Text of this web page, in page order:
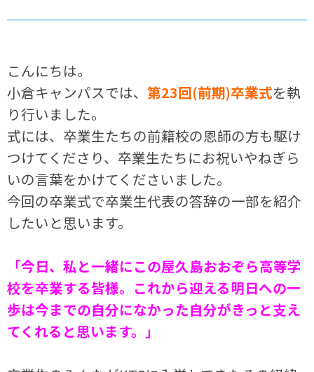
こんにちは。
小倉キャンパスでは、第23回(前期)卒業式を執
り行いました。
式には、卒業生たちの前籍校の恩師の方も駆け
つけてくださり、卒業生たちにお祝いやねぎら
いの言葉をかけてくださいました。
今回の卒業式で卒業生代表の答辞の一部を紹介
したいと思います。
「今日、私と一緒にこの屋久島おおぞら高等学
校を卒業する皆様。これから迎える明日への一
歩は今までの自分になかった自分がきっと支え
てくれると思います。」